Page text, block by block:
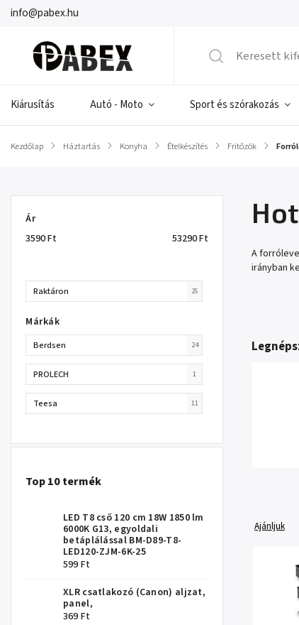
info@pabex.hu
Kiárusítás Autó - Moto Sport és szórakozás
Kezdőlap / Háztartás / Konyha / Ételkészítés / Fritőzök /
Ár
3590Ft 53290Ft
Raktáron 25
Márkák
Berdsen 24
PROLECH 1
Teesa 11
Top 10 termék
LED T8 cső 120 cm 18W 1850 lm
6000K G13, egyoldali
betáplálással BM-D89-T8-
LED120-ZJM-6K-25
599 Ft
XLR csatlakozó (Canon) aljzat,
panel,
369 Ft
A
irányban
Ajánljuk